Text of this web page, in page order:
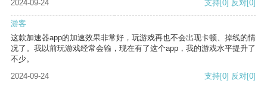
2024-09-24 支持[0] 反对[0]
游客
这款加速器app的加速效果非常好，玩游戏再也不会出现卡顿、掉线的情
况了。我以前玩游戏经常会输，现在有了这个app，我的游戏水平提升了
不少。
2024-09-24
支持[0] 反对[0]